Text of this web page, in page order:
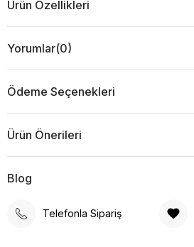
Ürün Özellikleri
Yorumlar(0)
Ödeme Seçenekleri
Ürün Önerileri
Blog
Telefonla Sipariş